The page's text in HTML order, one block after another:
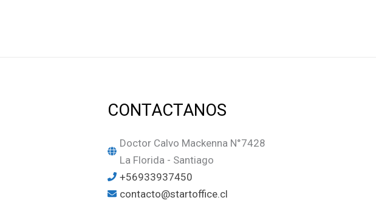
CONTACTANOS
Doctor Calvo Mackenna N°7428
La Florida - Santiago
+56933937450
contacto@startoffice.cl